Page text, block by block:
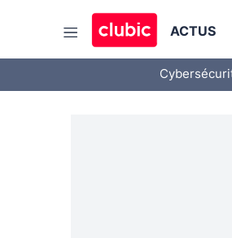
ACTUS